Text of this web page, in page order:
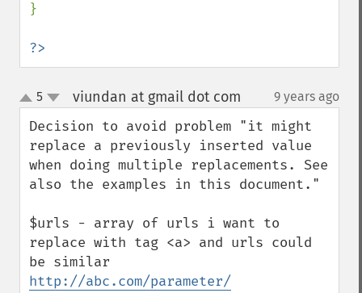
}
?>
up
down
5 viundan at gmail dot com 9 years ago
Decision to avoid problem "it might
replace a previously inserted value
when doing multiple replacements. See
also the examples in this document."
$urls - array of urls i want to
replace with tag <a> and urls could
http://abc.com/parameter/